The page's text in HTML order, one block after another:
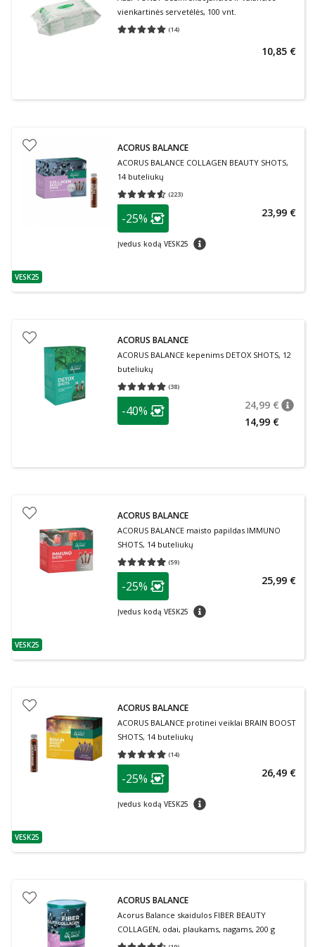
vienkartinės servetėlės, 100 vnt.
(14)
Vidutinis įvertinimas 5.00
10,85 €
patarimas
VESK25
ACORUS BALANCE
ACORUS BALANCE COLLAGEN BEAUTY SHOTS,
14 buteliukų
(223)
Vidutinis įvertinimas 4.53
patarimas
Lojalumo klubo narių nuolaida
-25%
Įvedus kodą VESK25 patarimas
23,99 €
ACORUS BALANCE
ACORUS BALANCE kepenims DETOX SHOTS, 12
buteliukų
(38)
Vidutinis įvertinimas 4.82
patarimas
Lojalumo klubo narių nuolaida
-40% 24,99 €
14,99 €
patarimas
VESK25
ACORUS BALANCE
ACORUS BALANCE maisto papildas IMMUNO
SHOTS, 14 buteliukų
(59)
Vidutinis įvertinimas 4.92
patarimas
Lojalumo klubo narių nuolaida
-25%
Įvedus kodą VESK25 patarimas
25,99 €
patarimas
VESK25
ACORUS BALANCE
ACORUS BALANCE protinei veiklai BRAIN BOOST
SHOTS, 14 buteliukų
(14)
Vidutinis įvertinimas 4.93
patarimas
Lojalumo klubo narių nuolaida
-25%
Įvedus kodą VESK25 patarimas
26,49 €
ACORUS BALANCE
Acorus Balance skaidulos FIBER BEAUTY
COLLAGEN, odai, plaukams, nagams, 200 g